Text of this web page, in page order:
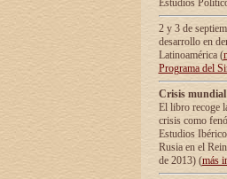
Estudios
2 y 3 de
desarrollo en
Latinoamérica (
Programa del
Crisis
El libro recoge
crisis como
Estudios
Rusia en el
de 2013) (más